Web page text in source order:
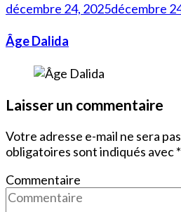
décembre 24, 2025décembre
Âge Dalida
Laisser un commentaire
Votre adresse e-mail ne sera
obligatoires sont indiqués avec*
Commentaire